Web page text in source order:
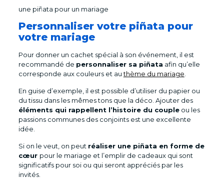
une piñata pour un mariage
Personnaliser votre piñata pour
votre mariage
Pour donner un cachet spécial à son événement, il est
recommandé de personnaliser sa piñata afin qu’elle
corresponde aux couleurs et authème du mariage.
En guise d’exemple, il est possible d’utiliser du papier ou
du tissu dans les mêmes tons que la déco. Ajouter des
éléments qui rappellent l’histoire du coupleou les
passions communes des conjoints est une excellente
idée.
Si on le veut, on peut réaliser une piñata en forme de
cœur pour le mariage et l’emplir de cadeaux qui sont
significatifs pour soi ou qui seront appréciés par les
invités.